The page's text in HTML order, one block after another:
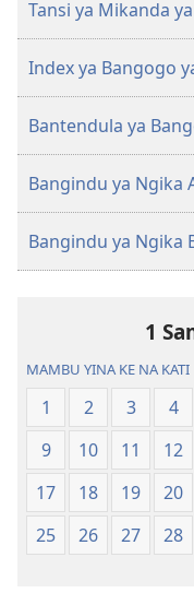
ya
Tansi ya Mikanda
Index ya Bangogo
Bantendula ya
Bangindu ya Ngika
Bangindu ya Ngika
1
MAMBU YINA KE NA KATI
1 2 3 4
9
10 11 12
17
18 19 20
25
26 27 28